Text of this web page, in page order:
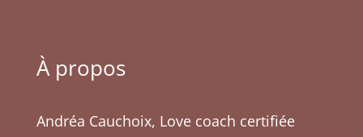
À propos
Andréa Cauchoix, Love coach certifiée